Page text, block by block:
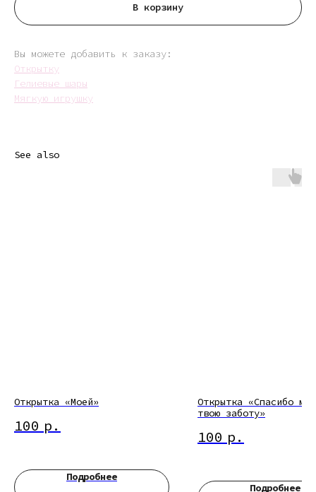
В корзину
Вы можете добавить к заказу:
Открытку
Гелиевые шары
Мягкую игрушку
See also
Открытка «Моей»
100 р.
Подробнее
Открытка «Спасибо
твою заботу»
100 р.
Подробнее